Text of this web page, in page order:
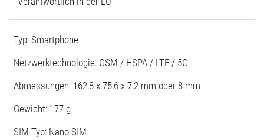
- Typ: Smartphone
- Netzwerktechnologie: GSM / HSPA / LTE / 5G
- Abmessungen: 162,8 x 75,6 x 7,2 mm oder 8 mm
- Gewicht: 177 g
- SIM-Typ: Nano-SIM